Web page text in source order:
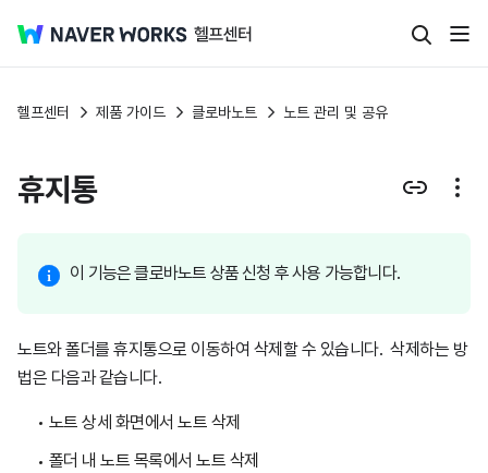
헬프센터 제품 가이드 클로바노트 노트 관리 및 공유
휴지통
이 기능은 클로바노트 상품 신청 후 사용 가능합니다.
노트와 폴더를 휴지통으로 이동하여 삭제할 수 있습니다. 삭제하는 방
법은 다음과 같습니다.
노트 상세 화면에서 노트 삭제
폴더 내 노트 목록에서 노트 삭제